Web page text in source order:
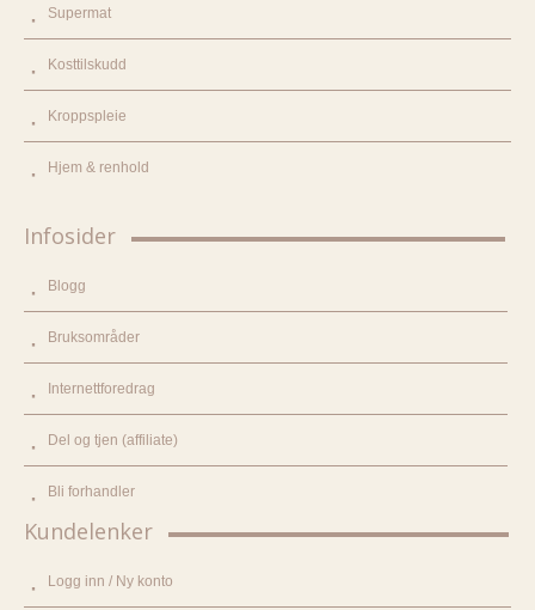
Supermat
Kosttilskudd
Kroppspleie
Hjem & renhold
Infosider
Blogg
Bruksområder
Internettforedrag
Del og tjen (affiliate)
Bli forhandler
Kundelenker
Logg inn / Ny konto